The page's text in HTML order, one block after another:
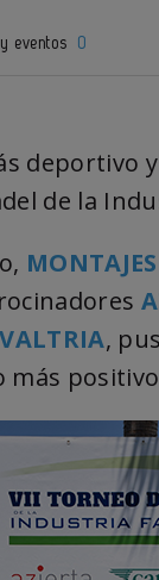
eventos 0
deportivo
de la
VALTRIA,
más